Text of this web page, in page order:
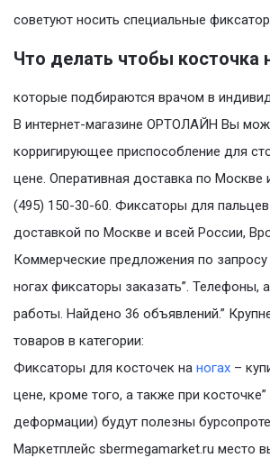
советуют носить специальные
Что делать чтобы косточка
которые подбираются врачом в
В интернет-магазине ОРТОЛАЙН Вы
корригирующее приспособление для
цене. Оперативная доставка по Москве
(495) 150-30-60. Фиксаторы для
доставкой по Москве и всей России,
Коммерческие предложения по
ногах фиксаторы заказать”. Телефоны,
работы. Найдено 36 объявлений.”
товаров в категории:
Фиксаторы для косточек на ногах –
цене, кроме того, а также при косточке”
деформации) будут полезны
Маркетплейс sbermegamarket.ru место